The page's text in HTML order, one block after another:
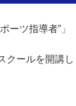
ーツ指導者”」
クールを開講し